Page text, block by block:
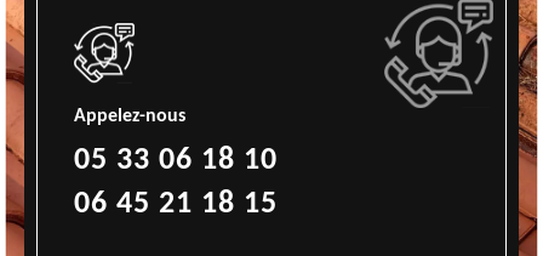
Appelez-nous
05 33 06 18 10
06 45 21 18 15